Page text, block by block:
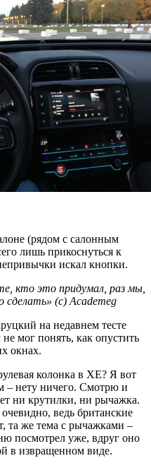
(рядом с салонным
лишь прикоснуться к
искал кнопки.
кто это придумал, раз мы,
(с) Academeg
на недавнем тесте
мог понять, как опустить
окнах.
колонка в XE? Я вот
– нету ничего. Смотрю и
ни крутилки, ни рычажка.
ведь британские
та же тема с рычажками –
посмотрел уже, вдруг оно
в извращенном виде.